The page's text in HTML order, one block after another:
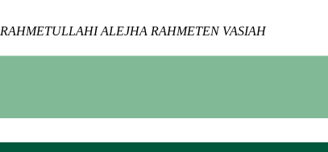
RAHMETULLAHI ALEJHA RAHMETEN VASIAH